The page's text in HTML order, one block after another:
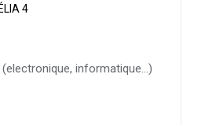
4
informatique…)